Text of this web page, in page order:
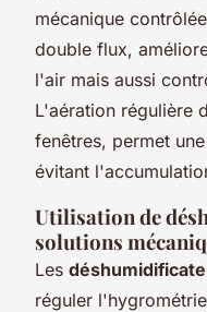
mécanique
double flux,
l'air mais aussi
L'aération régulière
fenêtres, permet
évitant
Utilisation de
solutions
Les
réguler